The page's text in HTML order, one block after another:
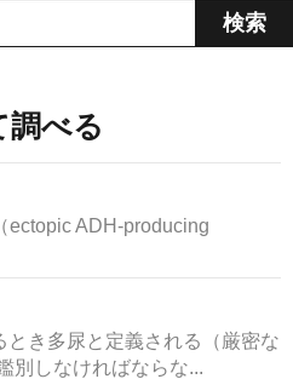
調べる
ectopic ADH-producing
き多尿と定義される（厳密な
しなければならな...